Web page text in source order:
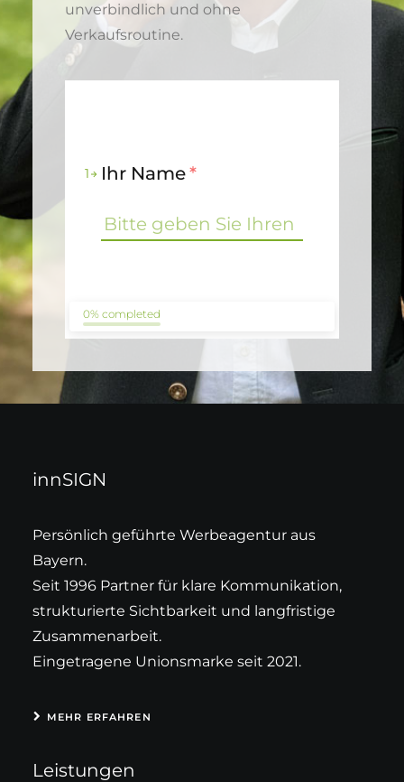
unverbindlich und ohne
Verkaufsroutine.
1 Ihr Name*
0% completed
innSIGN
Persönlich geführte Werbeagentur aus
Bayern.
Seit 1996 Partner für klare Kommunikation,
strukturierte Sichtbarkeit und langfristige
Zusammenarbeit.
Eingetragene Unionsmarke seit 2021.
MEHR ERFAHREN
Leistungen